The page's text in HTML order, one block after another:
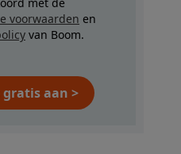
voorwaarden en
van Boom.
gratis aan >